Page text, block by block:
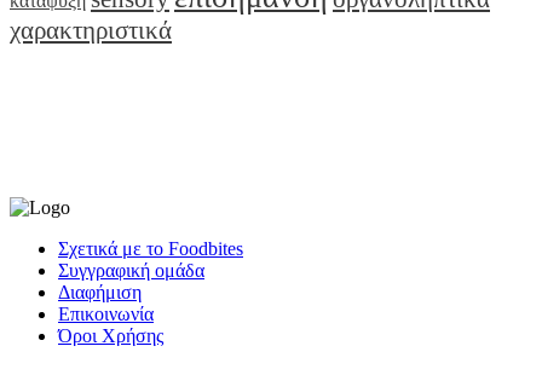
χαρακτηριστικά
Σχετικά με το Foodbites
Συγγραφική ομάδα
Διαφήμιση
Επικοινωνία
Όροι Χρήσης